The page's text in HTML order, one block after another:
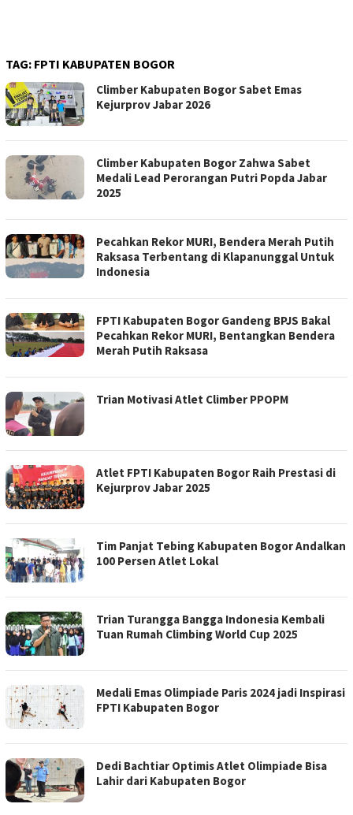
TAG: FPTI KABUPATEN BOGOR
Climber Kabupaten Bogor Sabet Emas
Kejurprov Jabar 2026
Climber Kabupaten Bogor Zahwa Sabet
Medali Lead Perorangan Putri Popda Jabar
2025
Pecahkan Rekor MURI, Bendera Merah Putih
Raksasa Terbentang di Klapanunggal Untuk
Indonesia
FPTI Kabupaten Bogor Gandeng BPJS Bakal
Pecahkan Rekor MURI, Bentangkan Bendera
Merah Putih Raksasa
Trian Motivasi Atlet Climber PPOPM
Atlet FPTI Kabupaten Bogor Raih Prestasi di
Kejurprov Jabar 2025
Tim Panjat Tebing Kabupaten Bogor Andalkan
100 Persen Atlet Lokal
Trian Turangga Bangga Indonesia Kembali
Tuan Rumah Climbing World Cup 2025
Medali Emas Olimpiade Paris 2024 jadi Inspirasi
FPTI Kabupaten Bogor
Dedi Bachtiar Optimis Atlet Olimpiade Bisa
Lahir dari Kabupaten Bogor